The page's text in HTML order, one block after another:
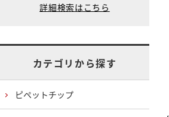
カテゴリから探す
ピペットチップ